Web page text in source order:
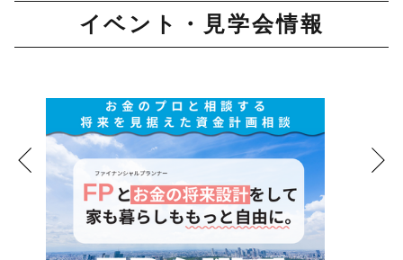
イベント・見学会情報